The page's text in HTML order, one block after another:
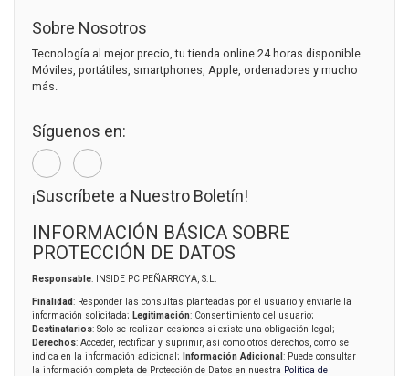
Sobre Nosotros
Tecnología al mejor precio, tu tienda online 24 horas disponible.
Móviles, portátiles, smartphones, Apple, ordenadores y mucho
más.
Síguenos en:
¡Suscríbete a Nuestro Boletín!
INFORMACIÓN BÁSICA SOBRE
PROTECCIÓN DE DATOS
Responsable: INSIDE PC PEÑARROYA, S.L.
Finalidad: Responder las consultas planteadas por el usuario y enviarle la
información solicitada; Legitimación: Consentimiento del usuario;
Destinatarios: Solo se realizan cesiones si existe una obligación legal;
Derechos: Acceder, rectificar y suprimir, así como otros derechos, como se
indica en la información adicional;
Información Adicional : Puede consultar
la información completa de Protección de Datos en nuestra Política de